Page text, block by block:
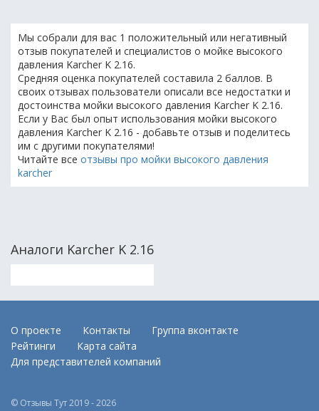
Мы собрали для вас 1 положительный или негативный
отзыв покупателей и специалистов о мойке высокого
давления Karcher K 2.16.
Средняя оценка покупателей составила 2 баллов. В
своих отзывах пользователи описали все недостатки и
достоинства мойки высокого давления Karcher K 2.16.
Если у Вас был опыт использования мойки высокого
давления Karcher K 2.16 - добавьте отзыв и поделитесь
им с другими покупателями!
Читайте все отзывы про мойки высокого давления
karcher
Аналоги Karcher K 2.16
О проекте Контакты
Группа вконтакте
Рейтинги
Карта сайта
Для представителей компаний
© Отзывы Тут 2019 - 2026